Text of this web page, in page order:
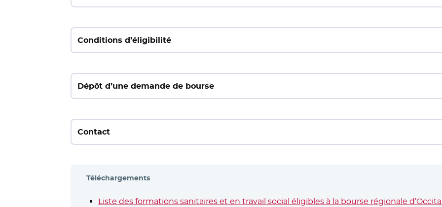
Conditions d’éligibilité
Dépôt d’une demande de bourse
Contact
Téléchargements
Liste des formations sanitaires et en travail social éligibles à la bourse régionale